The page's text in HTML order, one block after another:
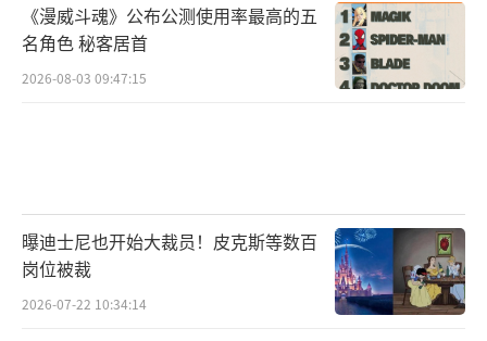
《漫威斗魂》公布公测使用率最高的五
名角色 秘客居首
2026-08-03 09:47:15
曝迪士尼也开始大裁员！皮克斯等数百
岗位被裁
2026-07-22 10:34:14